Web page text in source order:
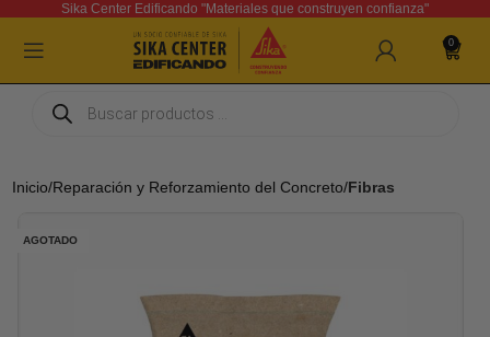
Sika Center Edificando "Materiales que construyen confianza"
0
Inicio Reparación y Reforzamiento del Concreto Fibras
AGOTADO